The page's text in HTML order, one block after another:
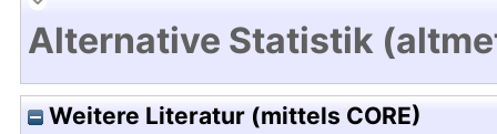
Alternative Statistik
Weitere Literatur (mittels CORE)